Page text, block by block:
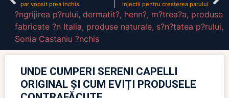
par vopsit prea inchis injectii pentru cresterea parului
?ngrijirea p?rului, dermatit?, henn?, m?trea?a, produse
fabricate ?n Italia, produse naturale, s?n?tatea p?rului,
Sonia Castaniu ?nchis
UNDE CUMPERI SERENI CAPELLI
ORIGINAL ȘI CUM EVIȚI PRODUSELE